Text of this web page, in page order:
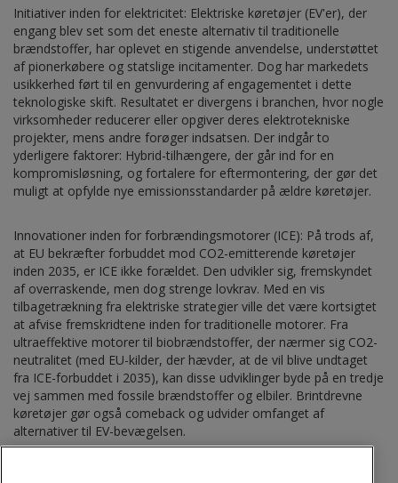
Initiativer inden for elektricitet: Elektriske køretøjer (EV'er), der
engang blev set som det eneste alternativ til traditionelle
brændstoffer, har oplevet en stigende anvendelse, understøttet
af pionerkøbere og statslige incitamenter. Dog har markedets
usikkerhed ført til en genvurdering af engagementet i dette
teknologiske skift. Resultatet er divergens i branchen, hvor nogle
virksomheder reducerer eller opgiver deres elektrotekniske
projekter, mens andre forøger indsatsen. Der indgår to
yderligere faktorer: Hybrid-tilhængere, der går ind for en
kompromisløsning, og fortalere for eftermontering, der gør det
muligt at opfylde nye emissionsstandarder på ældre køretøjer.
Innovationer inden for forbrændingsmotorer (ICE): På trods af,
at EU bekræfter forbuddet mod CO2-emitterende køretøjer
inden 2035, er ICE ikke forældet. Den udvikler sig, fremskyndet
af overraskende, men dog strenge lovkrav. Med en vis
tilbagetrækning fra elektriske strategier ville det være kortsigtet
at afvise fremskridtene inden for traditionelle motorer. Fra
ultraeffektive motorer til biobrændstoffer, der nærmer sig CO2-
neutralitet (med EU-kilder, der hævder, at de vil blive undtaget
fra ICE-forbuddet i 2035), kan disse udviklinger byde på en tredje
vej sammen med fossile brændstoffer og elbiler. Brintdrevne
køretøjer gør også comeback og udvider omfanget af
alternativer til EV-bevægelsen.